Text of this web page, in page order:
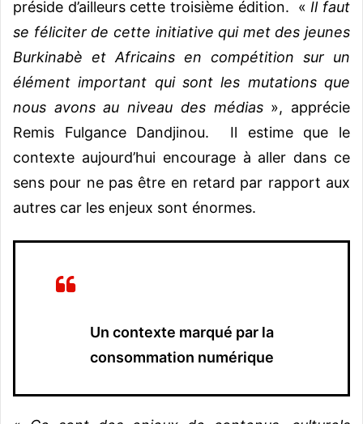
préside d’ailleurs cette troisième édition. « Il faut
se féliciter de cette initiative qui met des jeunes
Burkinabè et Africains en compétition sur un
élément important qui sont les mutations que
nous avons au niveau des médias», apprécie
Remis Fulgance Dandjinou. Il estime que le
contexte aujourd’hui encourage à aller dans ce
sens pour ne pas être en retard par rapport aux
autres car les enjeux sont énormes.
Un contexte marqué par la
consommation numérique